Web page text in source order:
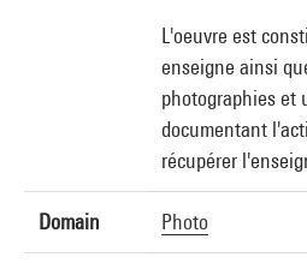
L'oeuvre est
enseigne ainsi
photographies et
documentant
récupérer
Domain Photo